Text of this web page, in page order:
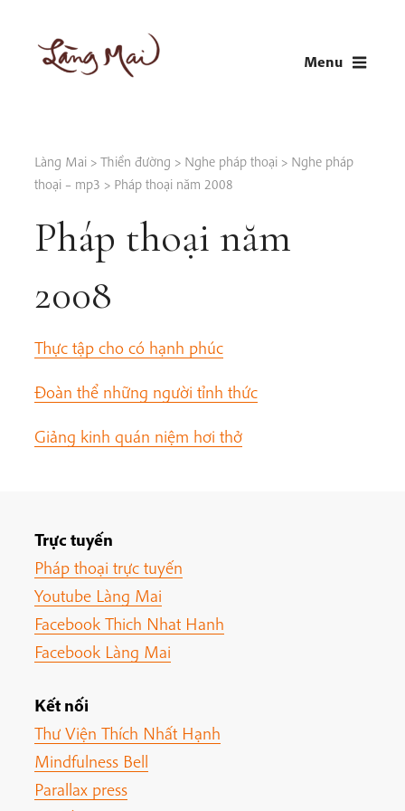
content
Menu
Làng Mai > Thiền đường > Nghe pháp thoại > Nghe pháp
thoại – mp3 > Pháp thoại năm 2008
Pháp thoại năm
2008
Thực tập cho có hạnh phúc
Đoàn thể những người tỉnh thức
Giảng kinh quán niệm hơi thở
Trực tuyến
Pháp thoại trực tuyến
Youtube Làng Mai
Facebook Thich Nhat Hanh
Facebook Làng Mai
Kết nối
Thư Viện Thích Nhất Hạnh
Mindfulness Bell
Parallax press